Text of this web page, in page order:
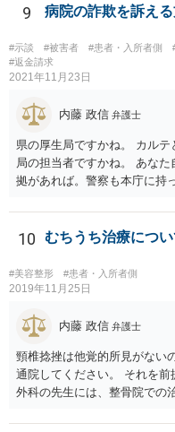
られた理由以外での利用拒
スクなしだけでの利用拒否
ては慰謝料の請求は認められ
9 病院の詐欺を訴え
#示談 #被害者 #患者・入所者側
#返金請求
2021年11月23日
内藤 政信 弁護士
県の厚生局ですかね。 カル
局の担当者ですかね。 あな
拠があれば。警察も本庁に持
で しょう。
10 むちうち治療につい
#美容整形 #患者・入所者側
2019年11月25日
内藤 政信 弁護士
頸椎捻挫は他覚的所見がない
通院してください。 それを
外科の先生には、整骨院での